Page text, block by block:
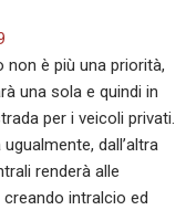
non è più una priorità,
una sola e quindi in
per i veicoli privati.
dall’altra
renderà alle
creando intralcio ed